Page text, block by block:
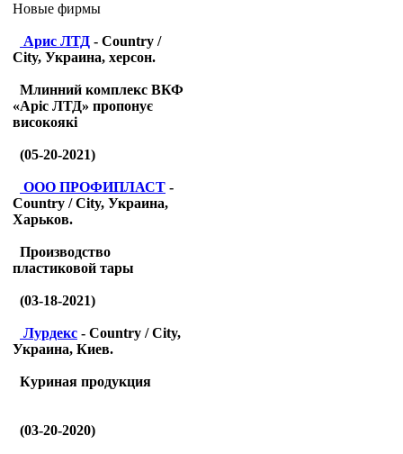
Новые фирмы
Арис ЛТД - Country /
City, Украина, херсон.
Млинний комплекс ВКФ
«Аріс ЛТД» пропонує
високоякі
(05-20-2021)
ООО ПРОФИПЛАСТ -
Country / City, Украина,
Харьков.
Производство
пластиковой тары
(03-18-2021)
Лурдекс - Country / City,
Украина, Киев.
Куриная продукция
(03-20-2020)